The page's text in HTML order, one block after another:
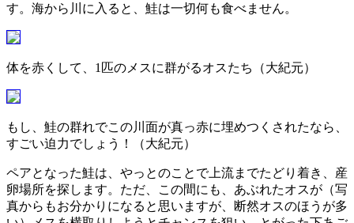
す。海から川に入ると、鮭は一切何も食べません。
体を赤くして、1匹のメスに群がるオスたち（大紀元）
もし、鮭の群れでこの川面が真っ赤に埋めつくされたなら、
すごい迫力でしょう！（大紀元）
ペアとなった鮭は、やっとのことで上流までたどり着き、産
卵場所を探します。ただ、この間にも、あぶれたオスが（写
真からもお分かりになると思いますが、断然オスのほうが多